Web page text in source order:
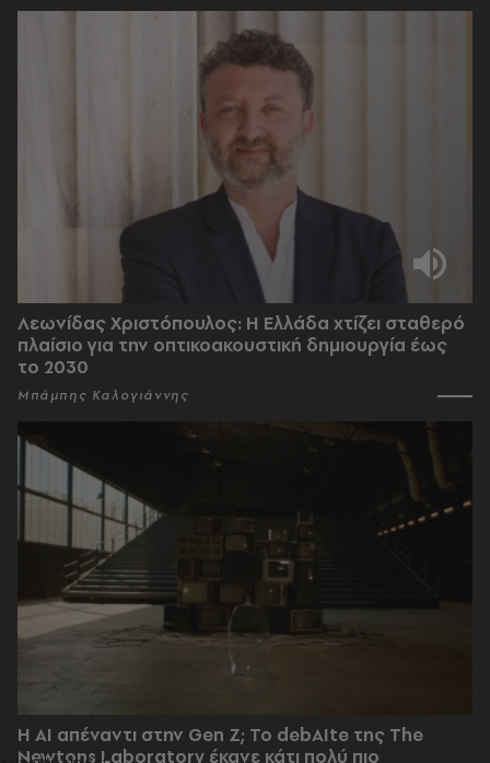
Λεωνίδας Χριστόπουλος: Η Ελλάδα χτίζει σταθερό
πλαίσιο για την οπτικοακουστική δημιουργία έως
το 2030
Μπάμπης Καλογιάννης
Η AI απέναντι στην Gen Z; Το debAIte της The
Newtons Laboratory έκανε κάτι πολύ πιο